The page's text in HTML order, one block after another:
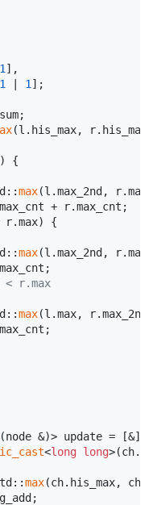
1 ],
1 1 ];
(l.his_max,
{
max(l.max_2nd,
+ r.max_cnt;
r.max) {
max(l.max_2nd,
r.max
max(l.max,
(node &)> update =
<long long
max(ch.his_max,